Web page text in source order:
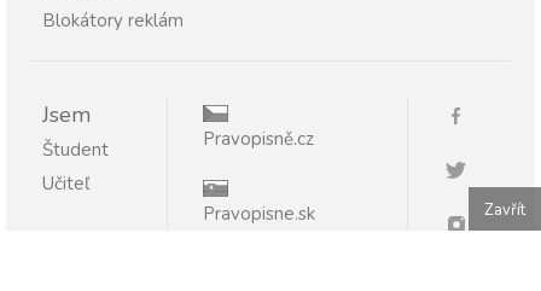
Blokátory reklám
Jsem
Študent
Učiteľ
Pravopisně.cz
Pravopisne.sk Zavřít